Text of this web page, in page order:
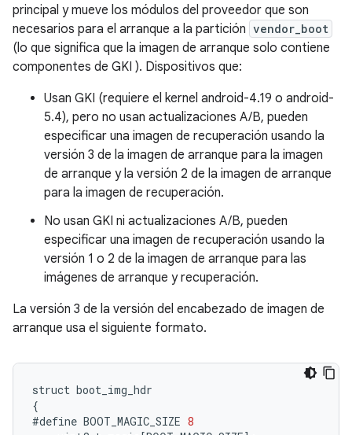
principal y mueve los módulos del proveedor que son
necesarios para el arranque a la partición vendor_boot
(lo que significa que la imagen de arranque solo contiene
componentes de GKI ). Dispositivos que:
Usan GKI (requiere el kernel android-4.19 o android-
5.4), pero no usan actualizaciones A/B, pueden
especificar una imagen de recuperación usando la
versión 3 de la imagen de arranque para la imagen
de arranque y la versión 2 de la imagen de arranque
para la imagen de recuperación.
No usan GKI ni actualizaciones A/B, pueden
especificar una imagen de recuperación usando la
versión 1 o 2 de la imagen de arranque para las
imágenes de arranque y recuperación.
La versión 3 de la versión del encabezado de imagen de
arranque usa el siguiente formato.
struct boot_img_hdr
{
#define BOOT_MAGIC_SIZE 8